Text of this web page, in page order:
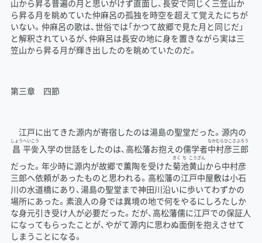
山から昇る普遍の月と思いがけず直面し、長安で同じく三笠山か
ら昇る月を眺めていた仲麻呂の孤独を時空を超えて覚えたにちが
いない。仲麻呂の歌は、世俗では「かつて故郷で見た月と同じだ」
と解釈されているが、仲麻呂は長安の地に身を置きながら実は三
笠山から昇る月が輝き出したのを眺めていたのだ。
第三章 四節
江戸に出てきた源内が寄宿したのは湯島の聖堂だった。源内の
昌
しょう
平
へい
黌
こう
入学の世話をしたのは、高松藩お抱えの儒学者中村彦三郎
なかむらひこさぶろう
だった。年少時に源内が故郷で薫陶を受けた菊
きく
池
ち
黄山
こうざん
から中村彦
三郎へ依頼があったものと思われる。高松藩の江戸中屋敷は小石
川の水道橋にあり、湯島の聖堂まで神田川沿いに歩いてわずかの
場所にあった。素浪人の身では異境の地で何をやるにしろたしか
な身元引き受け人が必要だった。だが、高松藩儒に江戸での保証人
になってもらったことが、やがて源内に思わぬ面倒を抱えさせて
しまうことになる。